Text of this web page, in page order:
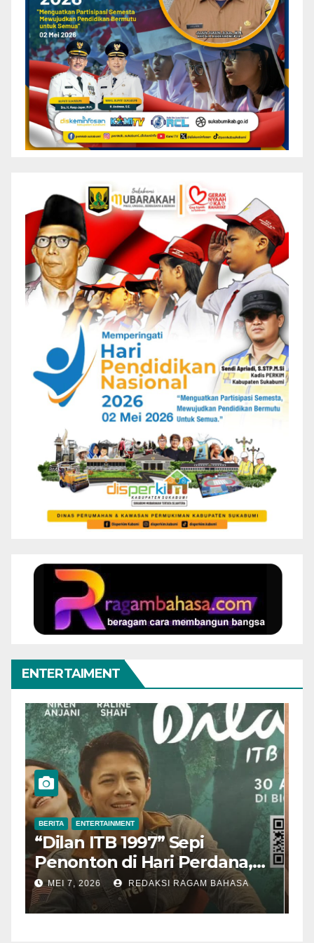
ENTERTAIMENT
BERITA ENTERTAINMENT
“Dilan ITB 1997” Sepi
Penonton di Hari Perdana,
Pengamat Nilai Cerita
Kurang Kuat
MEI 7, 2026 REDAKSI RAGAM BAHASA